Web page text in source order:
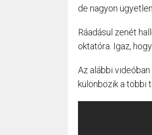
de nagyon ügyetlen.
Ráadásul zenét
oktatóra. Igaz,
Az alábbi
különbözik a többi